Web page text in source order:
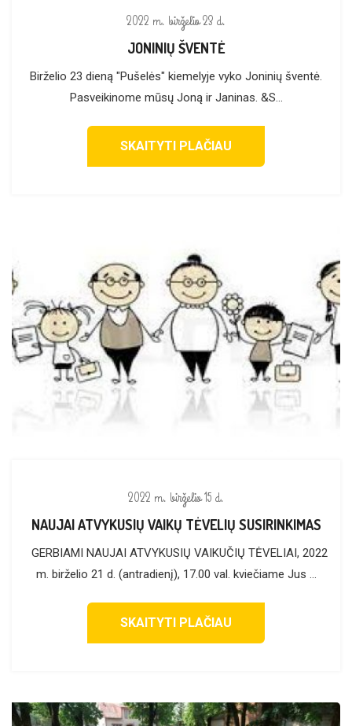
2022 m. birželio 23 d.
JONINIŲ ŠVENTĖ
Birželio 23 dieną "Pušelės" kiemelyje vyko Joninių šventė.
Pasveikinome mūsų Joną ir Janinas. &S...
SKAITYTI PLAČIAU
2022 m. birželio 15 d.
NAUJAI ATVYKUSIŲ VAIKŲ TĖVELIŲ SUSIRINKIMAS
GERBIAMI NAUJAI ATVYKUSIŲ VAIKUČIŲ TĖVELIAI, 2022
m. birželio 21 d. (antradienį), 17.00 val. kviečiame Jus ...
SKAITYTI PLAČIAU